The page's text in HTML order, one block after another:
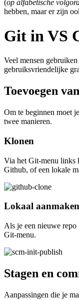
(op alfabetische
hebben, maar er zijn
Git in VS
Veel mensen
gebruiksvriendelijke
Toevoegen
Om te beginnen moet
twee manieren.
Klonen
Via het Git-menu links
Github, of een lokale
Lokaal aanmaken
Als je een nieuwe
Git-menu.
Stagen en
Aanpassingen die je